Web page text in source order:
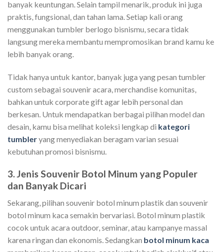
banyak keuntungan. Selain tampil menarik, produk ini juga
praktis, fungsional, dan tahan lama. Setiap kali orang
menggunakan tumbler berlogo bisnismu, secara tidak
langsung mereka membantu mempromosikan brand kamu ke
lebih banyak orang.
Tidak hanya untuk kantor, banyak juga yang pesan tumbler
custom sebagai souvenir acara, merchandise komunitas,
bahkan untuk corporate gift agar lebih personal dan
berkesan. Untuk mendapatkan berbagai pilihan model dan
desain, kamu bisa melihat koleksi lengkap di kategori
tumbleryang menyediakan beragam varian sesuai
kebutuhan promosi bisnismu.
3. Jenis Souvenir Botol Minum yang Populer
dan Banyak Dicari
Sekarang, pilihan souvenir botol minum plastik dan souvenir
botol minum kaca semakin bervariasi. Botol minum plastik
cocok untuk acara outdoor, seminar, atau kampanye massal
karena ringan dan ekonomis. Sedangkan botol minum kaca